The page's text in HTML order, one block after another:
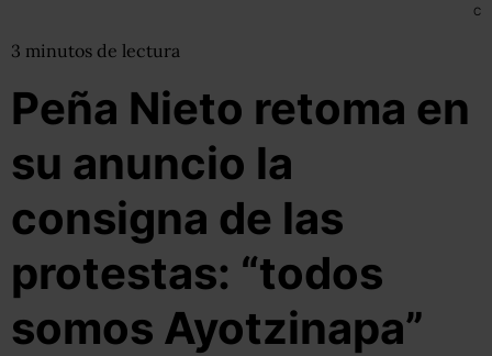
C
3 minutos de lectura
Peña Nieto retoma en
su anuncio la
consigna de las
protestas: “todos
somos Ayotzinapa”